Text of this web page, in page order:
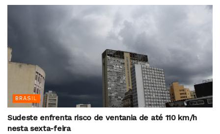
BRASIL
Sudeste enfrenta risco de ventania de até 110 km/h
nesta sexta-feira